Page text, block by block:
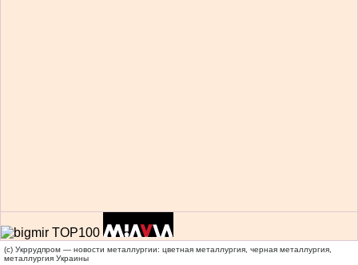
(c) Укррудпром — новости металлургии: цветная металлургия, черная металлургия,
металлургия Украины